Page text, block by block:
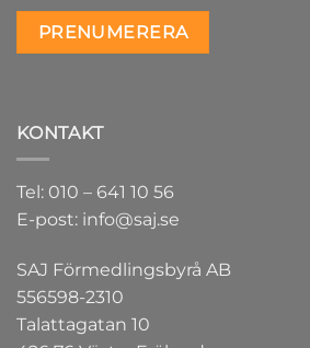
KONTAKT
Tel: 010 – 641 10 56
E-post: info@saj.se
SAJ Förmedlingsbyrå AB
556598-2310
Talattagatan 10